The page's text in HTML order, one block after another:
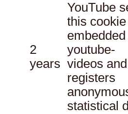
2
years
YouTube
this
embedded
youtube-
videos and
registers
statistical